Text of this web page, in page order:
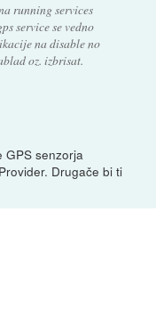
running services
service se vedno
na disable no
oz. izbrisat.
GPS senzorja
Drugače bi ti